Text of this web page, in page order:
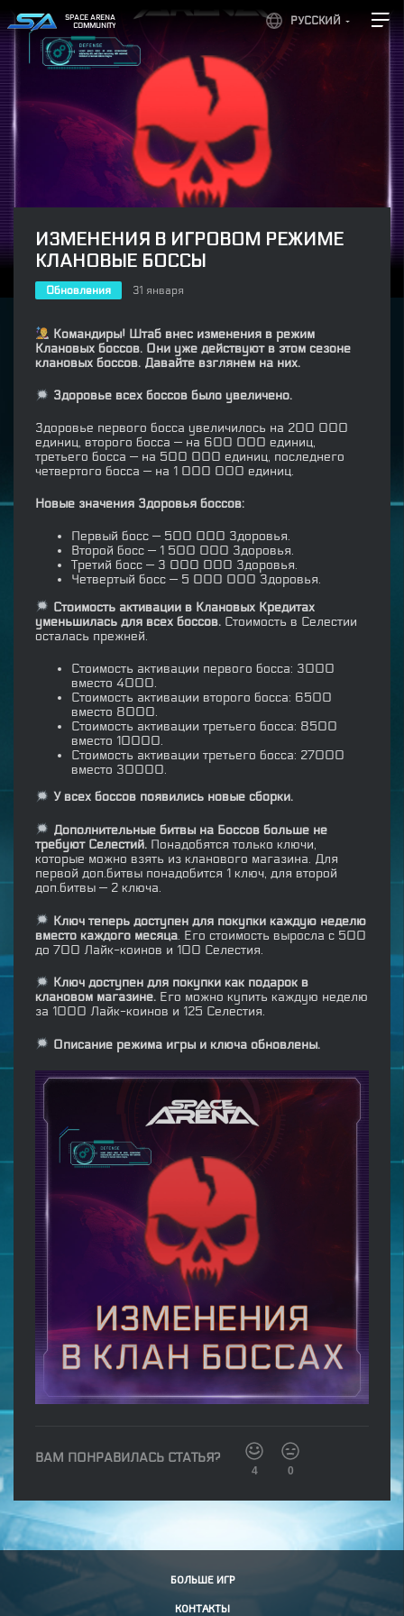
РУССКИЙ
SPACE ARENA
COMMUNITY
ИЗМЕНЕНИЯ В ИГРОВОМ РЕЖИМЕ
КЛАНОВЫЕ БОССЫ
Обновления 31 января
Командиры! Штаб внес изменения в режим
Клановых боссов. Они уже действуют в этом сезоне
клановых боссов. Давайте взглянем на них.
Здоровье всех боссов было увеличено.
Здоровье первого босса увеличилось на 200 000
единиц, второго босса — на 600 000 единиц,
третьего босса — на 500 000 единиц, последнего
четвертого босса — на 1 000 000 единиц.
Новые значения Здоровья боссов:
Первый босс — 500 000 Здоровья.
Второй босс — 1 500 000 Здоровья.
Третий босс — 3 000 000 Здоровья.
Четвертый босс — 5 000 000 Здоровья.
Стоимость активации в Клановых Кредитах
уменьшилась для всех боссов. Стоимость в Селестии
осталась прежней.
Стоимость активации первого босса: 3000
вместо 4000.
Стоимость активации второго босса: 6500
вместо 8000.
Стоимость активации третьего босса: 8500
вместо 10000.
Стоимость активации третьего босса: 27000
вместо 30000.
У всех боссов появились новые сборки.
Дополнительные битвы на Боссов больше не
требуют Селестий. Понадобятся только ключи,
которые можно взять из кланового магазина. Для
первой доп.битвы понадобится 1 ключ, для второй
доп.битвы — 2 ключа.
Ключ теперь доступен для покупки каждую неделю
вместо каждого месяца. Его стоимость выросла с 500
до 700 Лайк-коинов и 100 Селестия.
Ключ доступен для покупки как подарок в
клановом магазине. Его можно купить каждую неделю
за 1000 Лайк-коинов и 125 Селестия.
Описание режима игры и ключа обновлены.
ВАМ ПОНРАВИЛАСЬ СТАТЬЯ?
4 0
БОЛЬШЕ ИГР
КОНТАКТЫ